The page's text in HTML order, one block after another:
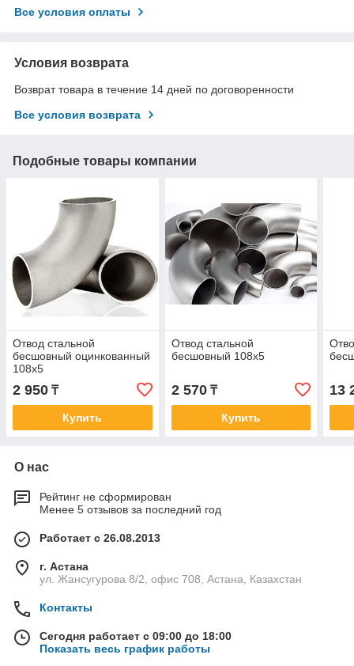
Все условия оплаты
Условия возврата
Возврат товара в течение 14 дней по договоренности
Все условия возврата
Подобные товары компании
Отвод стальной
бесшовный оцинкованный
108х5
2 950 ₸
Купить
Отвод стальной
бесшовный 108х5
2 570₸
Купить
13
О нас
Рейтинг не сформирован
Менее 5 отзывов за последний год
Работает с 26.08.2013
г. Астана
ул. Жансугурова 8/2, офис 708, Астана, Казахстан
Контакты
Сегодня работает с 09:00 до 18:00
Показать весь график работы